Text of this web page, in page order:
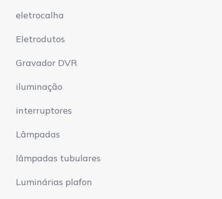
eletrocalha
Eletrodutos
Gravador DVR
iluminação
interruptores
Lâmpadas
lâmpadas tubulares
Luminárias plafon